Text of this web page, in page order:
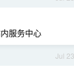
服务中心
Jul 23